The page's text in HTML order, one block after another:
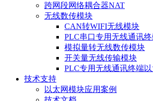
跨网段网络耦合器NAT
无线数传模块
CAN转WIFI无线模块
PLC串口专用无线通讯
模拟量转无线数传模块
开关量无线传输模块
PLC专用无线通讯终端
技术支持
以太网模块应用案例